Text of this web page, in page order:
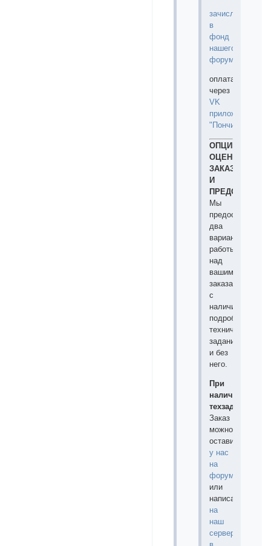
зачисление
в
фонд
нашего
форума
оплата
через
VK
приложение
"Пончик"
ОПЦИИ
ОЦЕНКИ
ЗАКАЗОВ
И
ПРЕДОПЛАТЫ
Мы
предоставляем
два
варианта
работы
над
вашими
заказами:
с
наличием
подробного
технического
задания
и без
него.
При
наличии
техзадания:
Заказ
можно
оставить
у нас
на
форуме
или
написать
на
наш
сервер